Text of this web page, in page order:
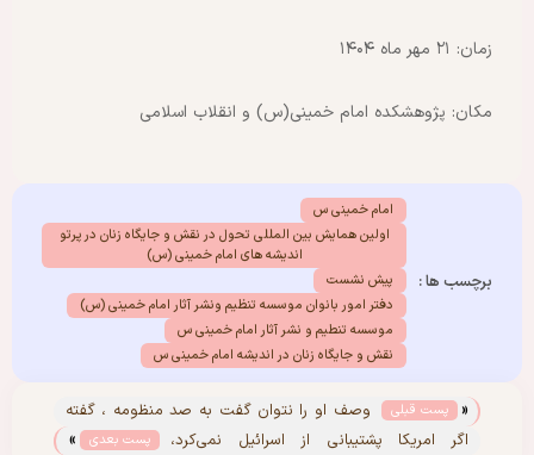
زمان: ۲۱ مهر ماه ۱۴۰۴
مکان: پژوهشکده امام خمینی(س) و انقلاب اسلامی
برچسب ها :
امام خمینی س
اولین همایش بین المللی تحول در نقش و جایگاه زنان در پرتو
اندیشه های امام خمینی (س)
پیش نشست
دفتر امور بانوان موسسه تنظیم ونشر آثار امام خمینی (س)
موسسه تنطیم و نشر آثار امام خمینی س
نقش و جایگاه زنان در اندیشه امام خمینی س
« پست قبلی
وصف او را نتوان گفت به صد منظومه ، گفته
معصوم به او فاطمه معصومه (س)
اگر امریکا پشتیبانی از اسرائیل نمی‌کرد،
پست بعدی »